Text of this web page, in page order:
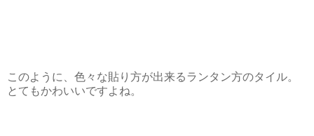
このように、色々な貼り方が出来るランタン方のタイル。
とてもかわいいですよね。